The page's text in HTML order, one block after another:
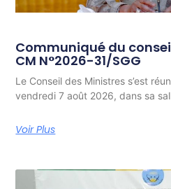
Communiqué du
CM N°2026-31/SGG
Le Conseil des Ministres s’est
vendredi 7 août 2026, dans sa
Voir Plus